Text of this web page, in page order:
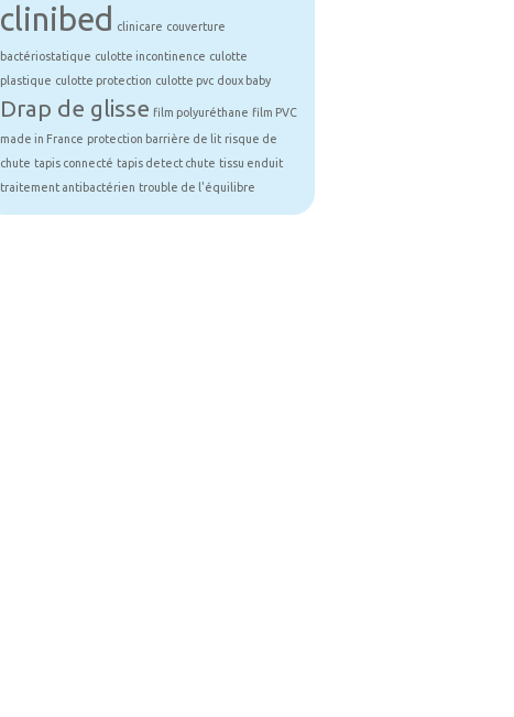
clinibed clinicare couverture
bactériostatique culotte incontinence culotte
plastique culotte protection culotte pvc doux baby
Drap de glisse film polyuréthane film PVC
made in France protection barrière de lit risque de
chute tapis connecté tapis detect chute tissu enduit
traitement antibactérien trouble de l'équilibre